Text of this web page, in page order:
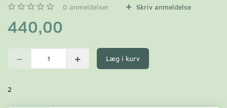
0 anmeldelser Skriv anmeldelse
440,00
Læg i kurv
2